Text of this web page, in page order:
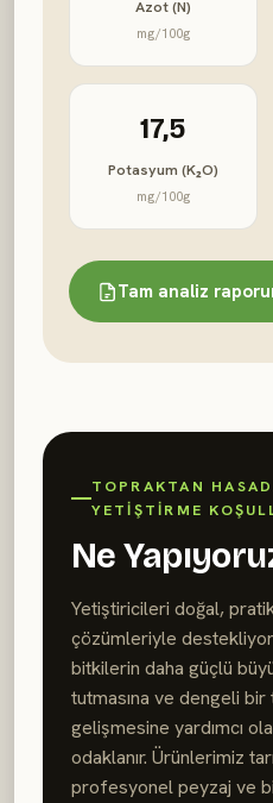
Azot (N)
mg/100g
17,5
Potasyum (K₂O)
mg/100g
Tam analiz
TOPRAKTAN
YETIŞTIRME
Ne
Yetiştiricileri doğal,
çözümleriyle
bitkilerin daha güçlü
tutmasına ve dengeli bir
gelişmesine yardımcı
odaklanır. Ürünlerimiz
profesyonel peyzaj ve